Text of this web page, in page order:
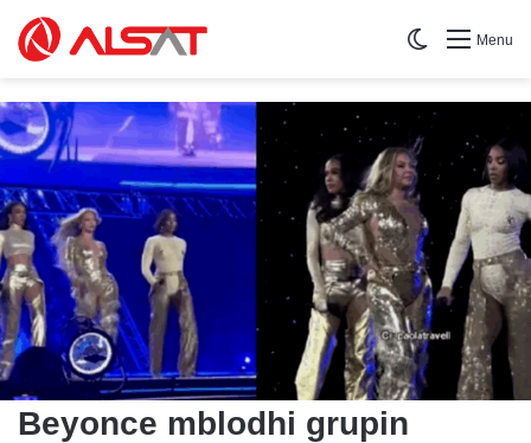
Menu
Switch skin
Beyonce mblodhi grupin